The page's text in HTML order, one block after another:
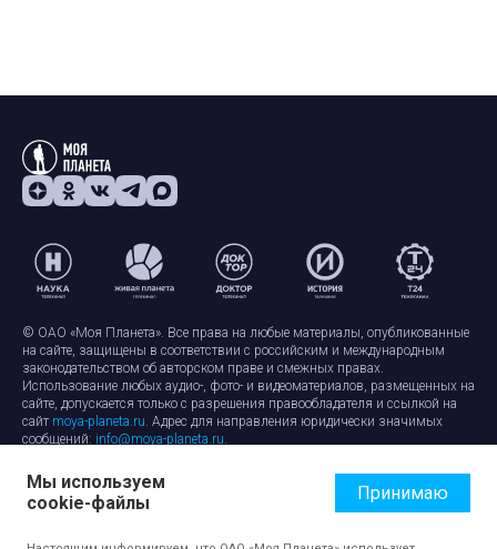
© ОАО «Моя Планета». Все права на любые материалы, опубликованные
на сайте, защищены в соответствии с российским и международным
законодательством об авторском праве и смежных правах.
Использование любых аудио-, фото- и видеоматериалов, размещенных на
сайте, допускается только с разрешения правообладателя и ссылкой на
сайт moya-planeta.ru. Адрес для направления юридически значимых
сообщений: info@moya-planeta.ru.
Правила сайтаРабота с cookie-файлами
Защита персональных данных
Обработка персональных данных
Мы используем
cookie-файлы
Принимаю